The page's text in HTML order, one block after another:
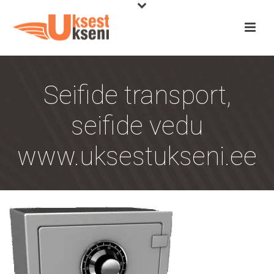
Seifide transport,
seifide vedu
www.uksestukseni.ee